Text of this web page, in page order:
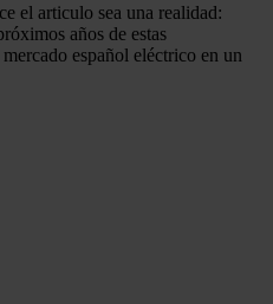
el articulo sea una realidad:
años de estas
español eléctrico en un